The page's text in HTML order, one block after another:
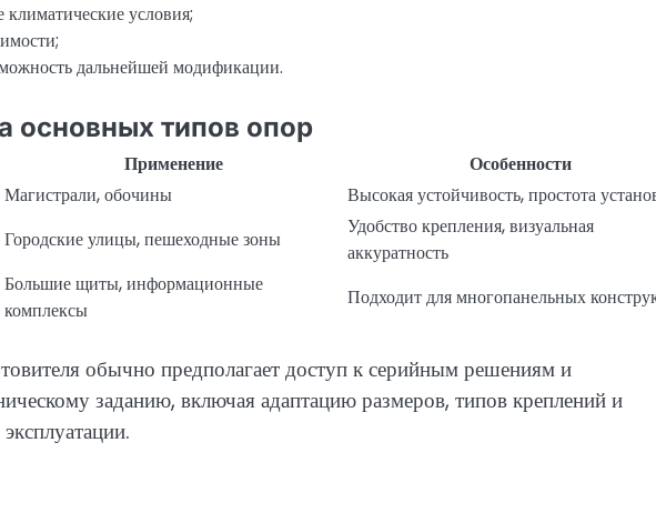
климатические условия;
дальнейшей модификации.
основных типов опор
Применение
Особенности
Магистрали, обочины
Высокая устойчивость, простота
Городские улицы, пешеходные зоны
Удобство крепления, визуальная
аккуратность
Большие щиты, информационные
комплексы
Подходит для многопанельных
обычно предполагает доступ к серийным решениям и
заданию, включая адаптацию размеров, типов креплений и